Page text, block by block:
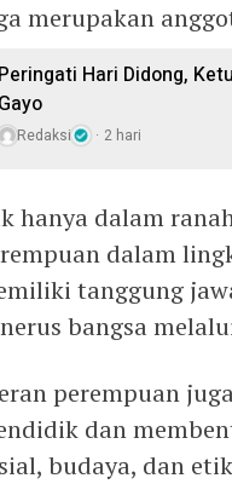
merupakan
Peringati Hari Didong,
Gayo
Redaksi 2 hari
hanya dalam
dalam
tanggung
bangsa
perempuan
dan
budaya, dan